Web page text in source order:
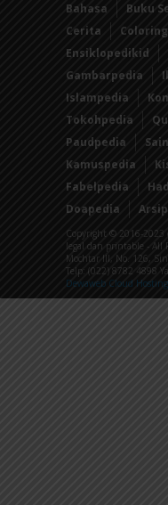
Bahasa Buku
Cerita
Coloring
Ensiklopedikid
Gambarpedia
Islampedia
Tokohpedia
Paudpedia
Kamuspedia
Fabelpedia
Doapedia
Arsip
Copyright © 2016-2023
legal dan printable - All
Mochtar III, No. 126,
Telp: (022) 8782 4898
Dewaweb Cloud Hosting